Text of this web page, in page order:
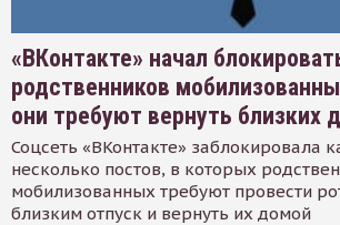
«ВКонтакте» начал
родственников
они требуют вернуть близких
Соцсеть «ВКонтакте» заблокировала
несколько постов, в которых
мобилизованных требуют провести
близким отпуск и вернуть их домой